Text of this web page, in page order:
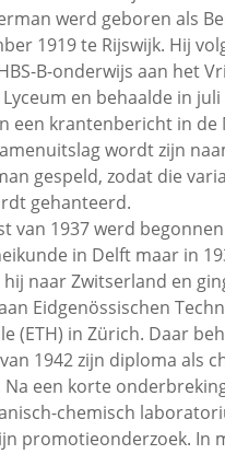
werd geboren als
1919 te Rijswijk. Hij
B-onderwijs aan het
en behaalde in juli
een krantenbericht in de
wordt zijn
gespeld, zodat die
gehanteerd.
van 1937 werd
in Delft maar in
naar Zwitserland en
Eidgenössischen
(ETH) in Zürich. Daar
1942 zijn diploma als
Na een korte
chemisch
promotieonderzoek. In